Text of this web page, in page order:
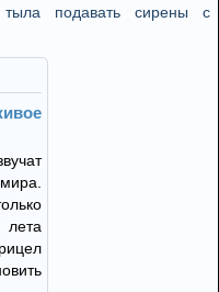
подавать сирены с
лета